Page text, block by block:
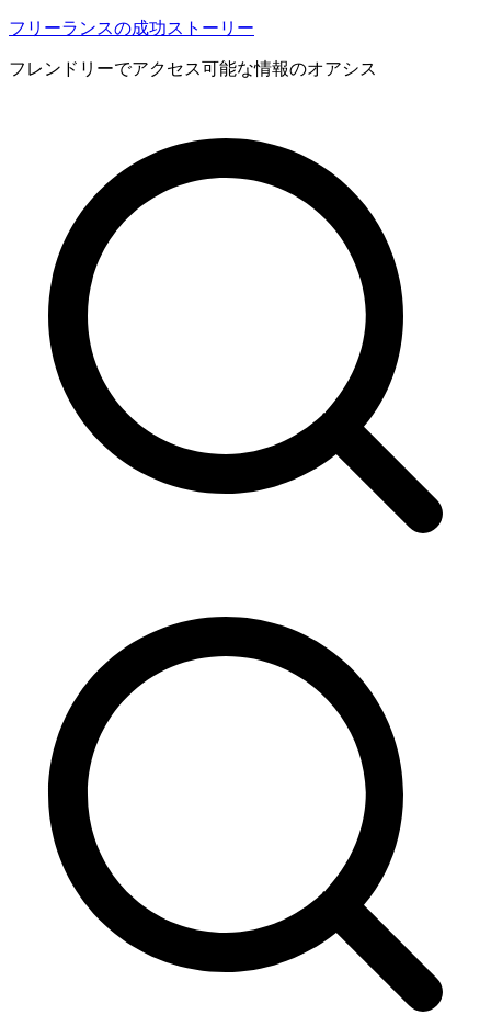
内
を
フリーランスの成功ストーリー
フレンドリーでアクセス可能な情報のオアシス